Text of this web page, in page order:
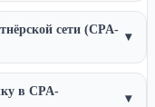
сети (CPA-
▾
в CPA-
▾